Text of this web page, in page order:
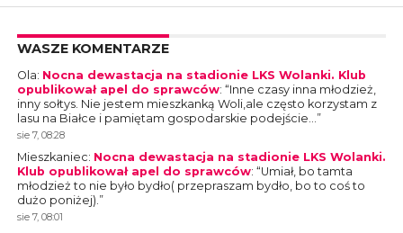
WASZE KOMENTARZE
Ola: Nocna dewastacja na stadionie LKS Wolanki. Klub
opublikował apel do sprawców: “Inne czasy inna młodzież,
inny sołtys. Nie jestem mieszkanką Woli,ale często korzystam z
lasu na Białce i pamiętam gospodarskie podejście…”
sie 7, 08:28
Mieszkaniec: Nocna dewastacja na stadionie LKS Wolanki.
Klub opublikował apel do sprawców: “Umiał, bo tamta
młodzież to nie było bydło( przepraszam bydło, bo to coś to
dużo poniżej).”
sie 7, 08:01